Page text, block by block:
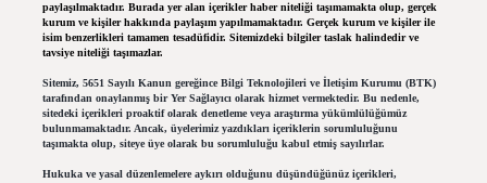
paylaşılmaktadır. Burada yer alan içerikler haber niteliği taşımamakta olup, gerçek
kurum ve kişiler hakkında paylaşım yapılmamaktadır. Gerçek kurum ve kişiler ile
isim benzerlikleri tamamen tesadüfidir. Sitemizdeki bilgiler taslak halindedir ve
tavsiye niteliği taşımazlar.
Sitemiz, 5651 Sayılı Kanun gereğince Bilgi Teknolojileri ve İletişim Kurumu (BTK)
tarafından onaylanmış bir Yer Sağlayıcı olarak hizmet vermektedir. Bu nedenle,
sitedeki içerikleri proaktif olarak denetleme veya araştırma yükümlülüğümüz
bulunmamaktadır. Ancak, üyelerimiz yazdıkları içeriklerin sorumluluğunu
taşımakta olup, siteye üye olarak bu sorumluluğu kabul etmiş sayılırlar.
Hukuka ve yasal düzenlemelere aykırı olduğunu düşündüğünüz içerikleri,